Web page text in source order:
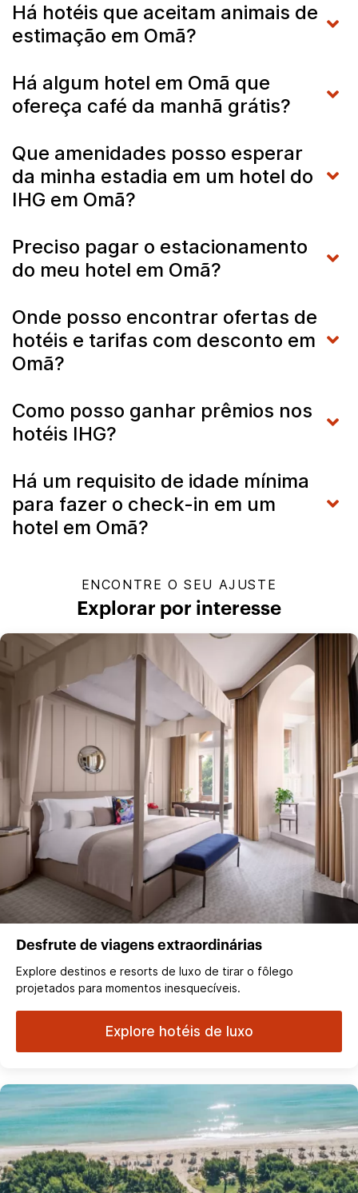
Há hotéis que aceitam animais de
estimação em Omã?
Há algum hotel em Omã que
ofereça café da manhã grátis?
Que amenidades posso esperar
da minha estadia em um hotel do
IHG em Omã?
Preciso pagar o estacionamento
do meu hotel em Omã?
Onde posso encontrar ofertas de
hotéis e tarifas com desconto em
Omã?
Como posso ganhar prêmios nos
hotéis IHG?
Há um requisito de idade mínima
para fazer o check-in em um
hotel em Omã?
ENCONTRE O SEU AJUSTE
Explorar por interesse
Desfrute de viagens extraordinárias
Explore destinos e resorts de luxo de tirar o fôlego
projetados para momentos inesquecíveis.
Explore hotéis de luxo